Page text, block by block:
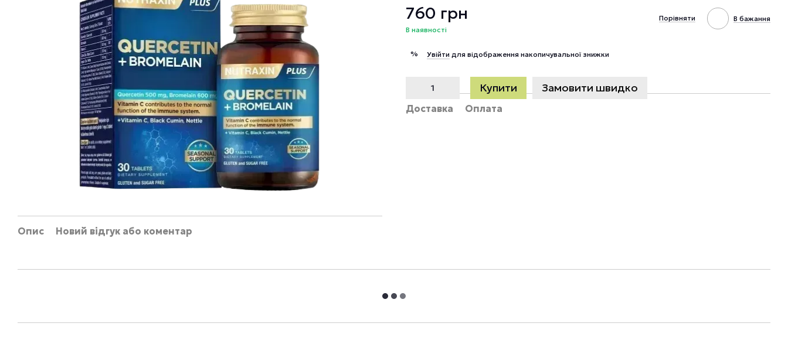
Опис Новий відгук або коментар
760 грн
В наявності
Порівняти В бажання
% Увійти для відображення накопичувальної знижки
Купити Замовити швидко
Доставка Оплата